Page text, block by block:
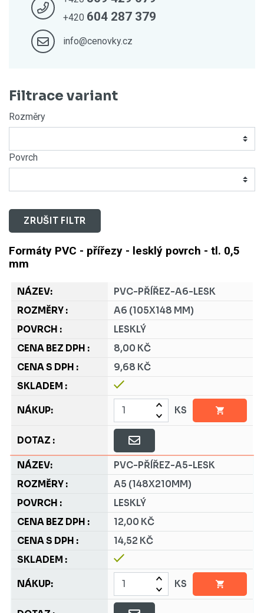
+420 604 287 379
info@cenovky.cz
Filtrace variant
Rozměry
Povrch
ZRUŠIT FILTR
Formáty PVC - přířezy - lesklý povrch - tl. 0,5
mm
PVC-PŘÍŘEZ-A6-LESK
A6 (105X148 MM)
LESKLÝ
8,00 KČ
9,68 KČ
KS
PVC-PŘÍŘEZ-A5-LESK
A5 (148X210MM)
LESKLÝ
12,00 KČ
14,52 KČ
KS